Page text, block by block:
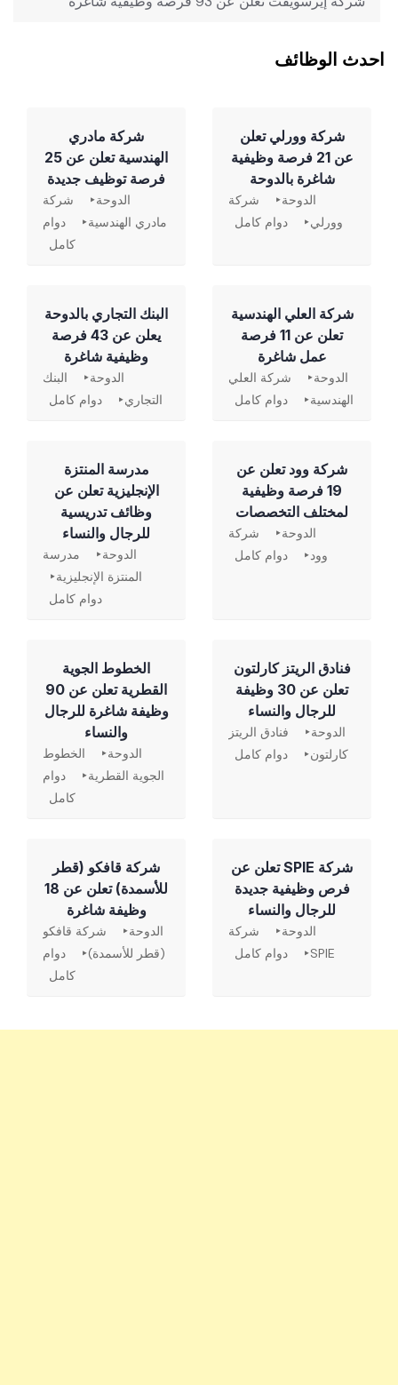
احدث الوظائف
شركة وورلي تعلن
عن 21 فرصة وظيفية
شاغرة بالدوحة
الدوحة
شركة
وورلي
دوام كامل
شركة مادري
الهندسية تعلن عن 25
فرصة توظيف جديدة
الدوحة
شركة
مادري الهندسية
دوام
كامل
شركة العلي الهندسية
تعلن عن 11 فرصة
عمل شاغرة
الدوحة
شركة العلي
الهندسية
دوام كامل
‏البنك التجاري بالدوحة
يعلن عن 43 فرصة
وظيفية شاغرة
الدوحة
البنك
التجاري
دوام كامل
شركة وود تعلن عن
19 فرصة وظيفية
لمختلف التخصصات
الدوحة
شركة
وود
دوام كامل
مدرسة المنتزة
الإنجليزية تعلن عن
وظائف تدريسية
للرجال والنساء
الدوحة
مدرسة
المنتزة الإنجليزية
دوام كامل
فنادق الريتز كارلتون
تعلن عن 30 وظيفة
للرجال والنساء
الدوحة
فنادق الريتز
كارلتون
دوام كامل
الخطوط الجوية
القطرية تعلن عن 90
وظيفة شاغرة للرجال
والنساء
الدوحة
الخطوط
الجوية القطرية
دوام
كامل
شركة SPIE تعلن عن
فرص وظيفية جديدة
للرجال والنساء
الدوحة
شركة
SPIE
دوام كامل
شركة قافكو (قطر
للأسمدة) تعلن عن 18
وظيفة شاغرة
الدوحة
شركة قافكو
(قطر للأسمدة)
دوام
كامل